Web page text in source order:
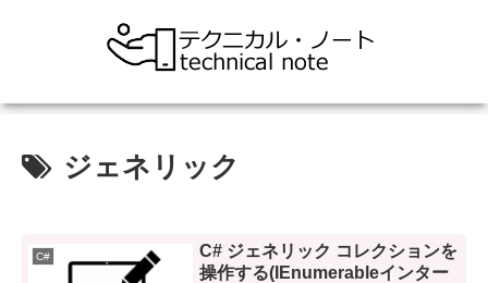
ジェネリック
C#
C# ジェネリック コレクションを
操作する(IEnumerableインター